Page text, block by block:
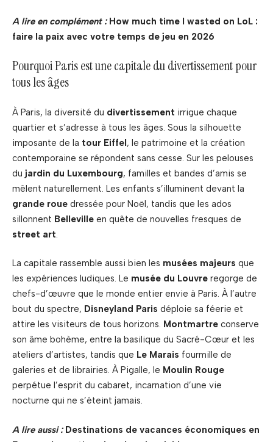
A lire en complément : How much time I wasted on LoL :
faire la paix avec votre temps de jeu en 2026
Pourquoi Paris est une capitale du divertissement pour
tous les âges
À Paris, la diversité du divertissement irrigue chaque
quartier et s’adresse à tous les âges. Sous la silhouette
imposante de la tour Eiffel, le patrimoine et la création
contemporaine se répondent sans cesse. Sur les pelouses
du jardin du Luxembourg, familles et bandes d’amis se
mêlent naturellement. Les enfants s’illuminent devant la
grande roue dressée pour Noël, tandis que les ados
sillonnent Belleville en quête de nouvelles fresques de
street art
La capitale rassemble aussi bien les musées majeurs que
les expériences ludiques. Le musée du Louvre regorge de
chefs-d’œuvre que le monde entier envie à Paris. À l’autre
bout du spectre, Disneyland Paris déploie sa féerie et
attire les visiteurs de tous horizons. Montmartre conserve
son âme bohème, entre la basilique du Sacré-Cœur et les
ateliers d’artistes, tandis que Le Marais fourmille de
galeries et de librairies. À Pigalle, le Moulin Rouge
perpétue l’esprit du cabaret, incarnation d’une vie
nocturne qui ne s’éteint jamais.
A lire aussi : Destinations de vacances économiques en